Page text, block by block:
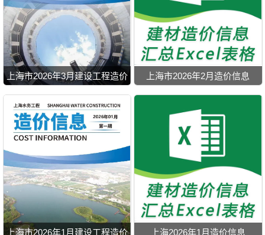
上海市2026年3月建设工程造价
信息
上海市2026年2月造价信息
上海市2026年1月建设工程造价 上海2026年1月造价信息